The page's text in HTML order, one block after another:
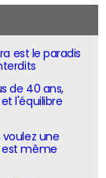
est le paradis
de 40 ans,
l'équilibre
voulez une
est même